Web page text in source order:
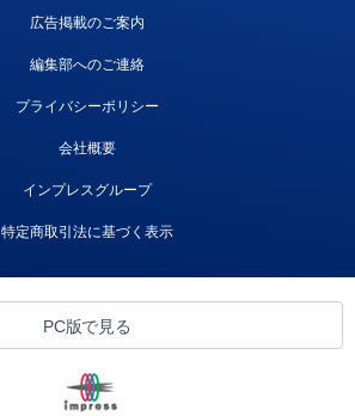
広告掲載のご案内
編集部へのご連絡
プライバシーポリシー
会社概要
インプレスグループ
特定商取引法に基づく表示
PC版で見る